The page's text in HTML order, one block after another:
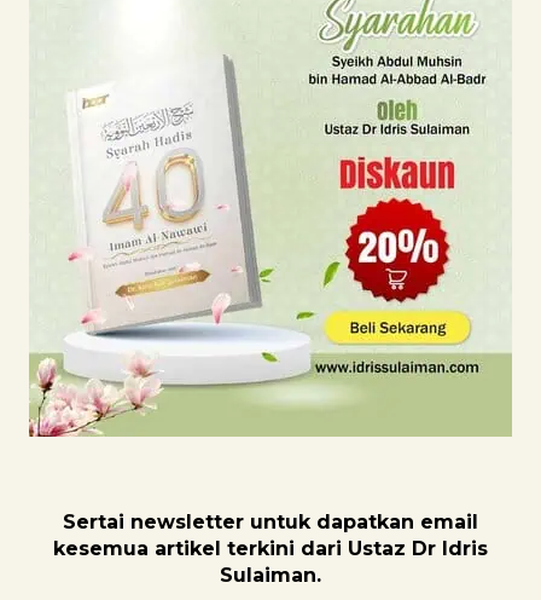
Sertai newsletter untuk dapatkan email
kesemua artikel terkini dari Ustaz Dr Idris
Sulaiman.